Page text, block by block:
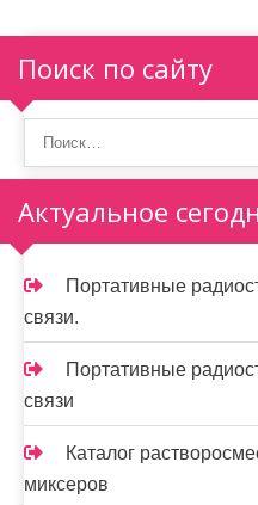
Поиск по сайту
Актуальное
Портативные
связи.
Портативные
связи
Каталог
миксеров